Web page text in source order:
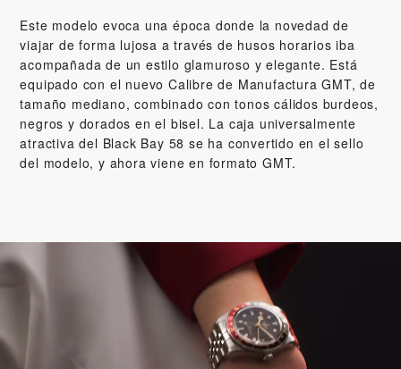
Este modelo evoca una época donde la novedad de
viajar de forma lujosa a través de husos horarios iba
acompañada de un estilo glamuroso y elegante. Está
equipado con el nuevo Calibre de Manufactura GMT, de
tamaño mediano, combinado con tonos cálidos burdeos,
negros y dorados en el bisel. La caja universalmente
atractiva del Black Bay 58 se ha convertido en el sello
del modelo, y ahora viene en formato GMT.